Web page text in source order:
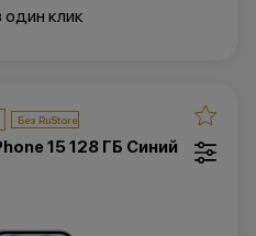
один клик
15 128 ГБ Синий